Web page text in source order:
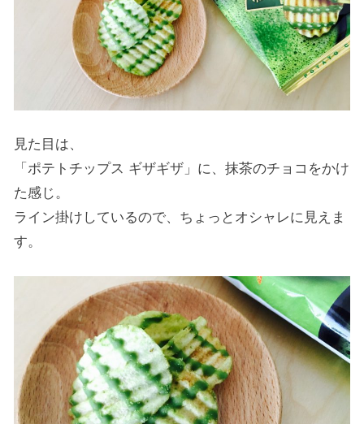
見た目は、
「ポテトチップス ギザギザ」に、抹茶のチョコをかけ
た感じ。
ライン掛けしているので、ちょっとオシャレに見えま
す。